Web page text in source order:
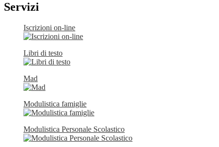
Servizi
Iscrizioni on-line
Libri di testo
Mad
Modulistica famiglie
Modulistica Personale Scolastico